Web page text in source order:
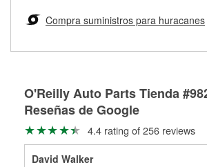
Más información sobre el Programa de
medirán tus tambores o discos para
ser rectificados con seguridad. Si tus
partes de reemplazo correctas para tu
Compra suministros para huracanes
O'Reilly Auto Parts Tienda
Reseñas de Google
4.4 rating of 256 reviews
David Walker